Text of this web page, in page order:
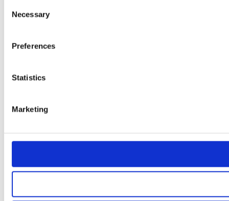
Selection
Necessary
Preferences
Statistics
Marketing